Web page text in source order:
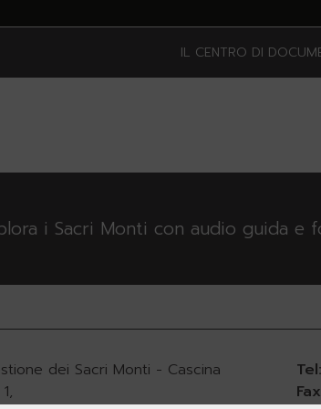
IL CENTRO DI
i Sacri Monti con audio guida e
dei Sacri Monti - Cascina
Tel: